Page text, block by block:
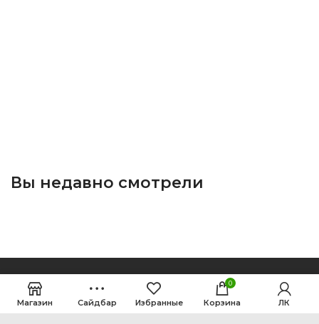
Вы недавно смотрели
Магазин Сайдбар Избранные
0
Корзина ЛК